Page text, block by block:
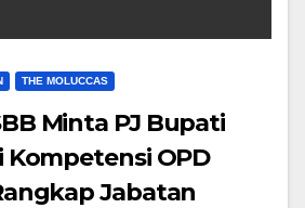
THE MOLUCCAS
Minta PJ Bupati
Kompetensi OPD
Jabatan